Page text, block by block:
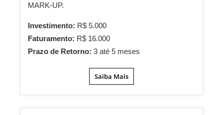
MARK-UP.
Investimento: R$ 5.000
Faturamento: R$ 16.000
Prazo de Retorno: 3 até 5 meses
Saiba Mais